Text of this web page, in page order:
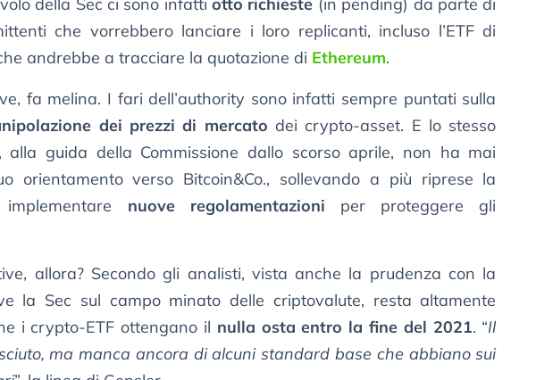
della Sec ci sono infattiotto richieste (in pending) da parte di
che vorrebbero lanciare i loro replicanti, incluso l’ETF di
andrebbe a tracciare la quotazione di Ethereum.
fa melina. I fari dell’authority sono infatti sempre puntati sulla
dei prezzi di mercato dei crypto-asset. E lo stesso
alla guida della Commissione dallo scorso aprile, non ha mai
orientamento verso Bitcoin&Co., sollevando a più riprese la
nuove regolamentazioni per proteggere gli
allora? Secondo gli analisti, vista anche la prudenza con la
la Sec sul campo minato delle criptovalute, resta altamente
i crypto-ETF ottengano il nulla osta entro la fine del 2021. “Il
ma manca ancora di alcuni standard base che abbiano sui